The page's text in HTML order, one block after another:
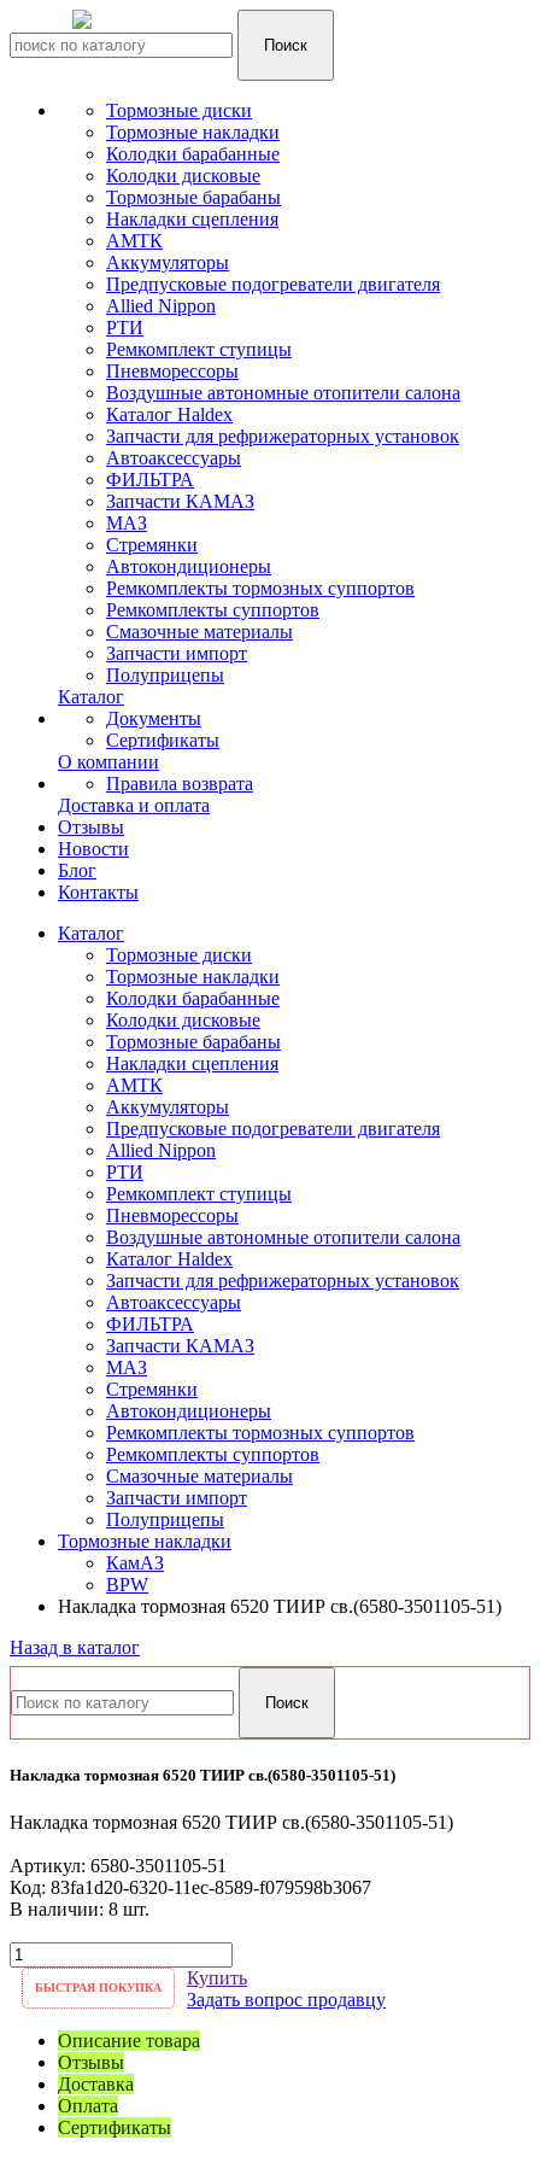
Тормозные диски
Тормозные накладки
Колодки барабанные
Колодки дисковые
Тормозные барабаны
Накладки сцепления
АМТК
Аккумуляторы
Предпусковые подогреватели двигателя
Allied Nippon
РТИ
Ремкомплект ступицы
Пневморессоры
Воздушные автономные отопители салона
Каталог Haldex
Запчасти для рефрижераторных установок
Автоаксессуары
ФИЛЬТРА
Запчасти КАМАЗ
МАЗ
Стремянки
Автокондиционеры
Ремкомплекты тормозных суппортов
Ремкомплекты суппортов
Смазочные материалы
Запчасти импорт
Полуприцепы
Каталог
Документы
Сертификаты
О компании
Правила возврата
Доставка и оплата
Отзывы
Новости
Блог
Контакты
Каталог
Тормозные диски
Тормозные накладки
Колодки барабанные
Колодки дисковые
Тормозные барабаны
Накладки сцепления
АМТК
Аккумуляторы
Предпусковые подогреватели двигателя
Allied Nippon
РТИ
Ремкомплект ступицы
Пневморессоры
Воздушные автономные отопители салона
Каталог Haldex
Запчасти для рефрижераторных установок
Автоаксессуары
ФИЛЬТРА
Запчасти КАМАЗ
МАЗ
Стремянки
Автокондиционеры
Ремкомплекты тормозных суппортов
Ремкомплекты суппортов
Смазочные материалы
Запчасти импорт
Полуприцепы
Тормозные накладки
КамАЗ
BPW
Накладка тормозная 6520 ТИИР св.(6580-3501105-51)
Назад в каталог
Накладка тормозная 6520 ТИИР св.(6580-3501105-51)
Накладка тормозная 6520 ТИИР св.(6580-3501105-51)
Артикул: 6580-3501105-51
Код: 83fa1d20-6320-11ec-8589-f079598b3067
В наличии: 8 шт.
Купить
БЫСТРАЯ ПОКУПКА
Задать вопрос продавцу
Описание товара
Отзывы
Доставка
Оплата
Сертификаты